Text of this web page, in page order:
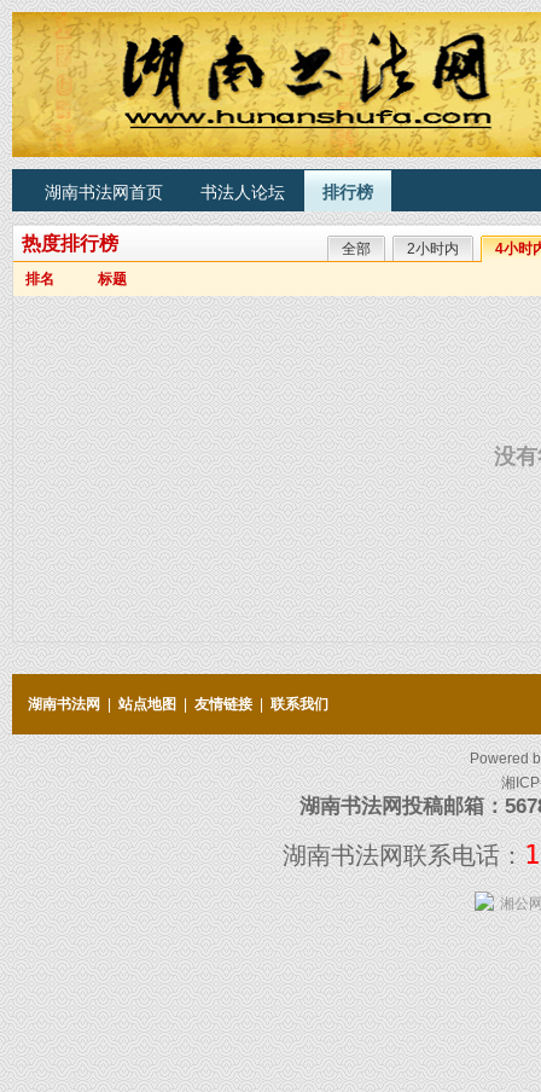
湖南书法网首页 书法人论坛 排行榜
热度排行榜 全部 2小时内
4小时
排名
标题
没
湖南书法网 站点地图 友情链接 联系我们
Powered
湘
湖南书法网投稿邮箱：
湖南书法网联系电话：
湘公